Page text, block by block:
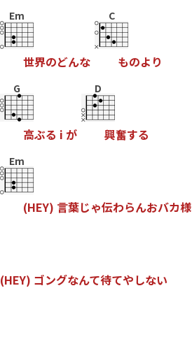
Em
世界のどんな
C
ものよ り
G
高ぶる i が
D
興奮する
Em
(HEY) 言葉じゃ伝わらんおバカ様
(HEY) ゴングなんて待てやしない